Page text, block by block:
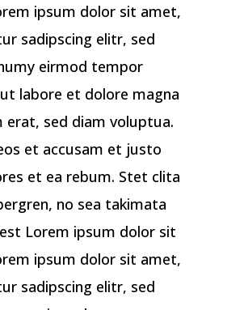
ipsum dolor sit amet,
sadipscing elitr, sed
eirmod tempor
labore et dolore magna
erat, sed diam voluptua.
et accusam et justo
et ea rebum. Stet clita
no sea takimata
Lorem ipsum dolor sit
ipsum dolor sit amet,
sadipscing elitr, sed